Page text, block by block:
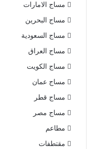
مساج الامارات
مساج البحرين
مساج السعودية
مساج العراق
مساج الكويت
مساج عمان
مساج قطر
مساج مصر
مطاعم
مقتطفات